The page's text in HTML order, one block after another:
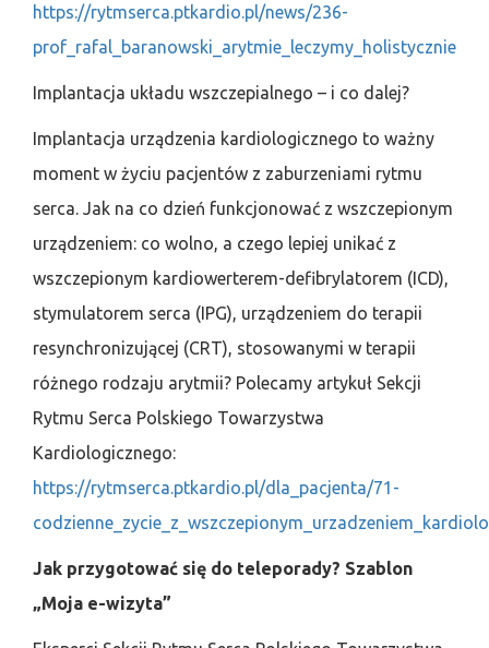
https://rytmserca.ptkardio.pl/news/236-
prof_rafal_baranowski_arytmie_leczymy_holistycznie
Implantacja układu wszczepialnego – i co dalej?
Implantacja urządzenia kardiologicznego to ważny
moment w życiu pacjentów z zaburzeniami rytmu
serca. Jak na co dzień funkcjonować z wszczepionym
urządzeniem: co wolno, a czego lepiej unikać z
wszczepionym kardiowerterem-defibrylatorem (ICD),
stymulatorem serca (IPG), urządzeniem do terapii
resynchronizującej (CRT), stosowanymi w terapii
różnego rodzaju arytmii? Polecamy artykuł Sekcji
Rytmu Serca Polskiego Towarzystwa
Kardiologicznego:
https://rytmserca.ptkardio.pl/dla_pacjenta/71-
Jak przygotować się do teleporady? Szablon
„Moja e-wizyta”